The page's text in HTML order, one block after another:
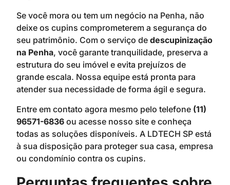
Se você mora ou tem um negócio na Penha, não
deixe os cupins comprometerem a segurança do
seu patrimônio. Com o serviço de descupinização
na Penha, você garante tranquilidade, preserva a
estrutura do seu imóvel e evita prejuízos de
grande escala. Nossa equipe está pronta para
atender sua necessidade de forma ágil e segura.
Entre em contato agora mesmo pelo telefone (11)
96571-6836 ou acesse nosso site e conheça
todas as soluções disponíveis. A LDTECH SP está
à sua disposição para proteger sua casa, empresa
ou condomínio contra os cupins.